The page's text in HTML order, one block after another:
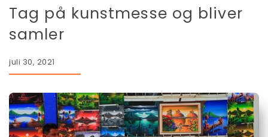
Tag på kunstmesse og bliver
samler
juli 30, 2021